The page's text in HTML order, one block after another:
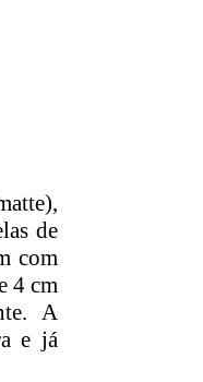
de
com
4 cm
A
e já